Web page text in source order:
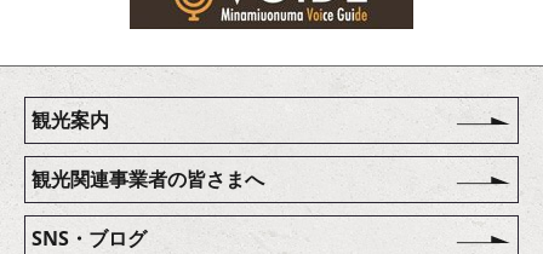
観光案内
観光関連事業者の皆さまへ
SNS・ブログ